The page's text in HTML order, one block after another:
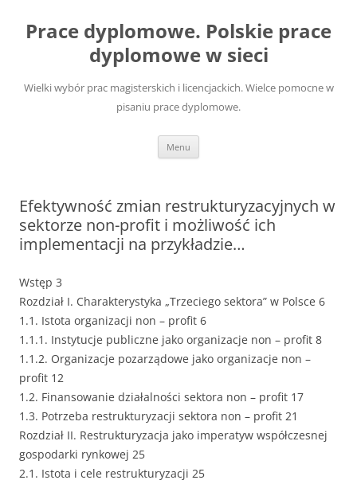
treści
Prace dyplomowe. Polskie prace
dyplomowe w sieci
Wielki wybór prac magisterskich i licencjackich. Wielce pomocne w
pisaniu prace dyplomowe.
Menu
Efektywność zmian restrukturyzacyjnych w
sektorze non-profit i możliwość ich
implementacji na przykładzie…
Wstęp 3
Rozdział I. Charakterystyka „Trzeciego sektora” w Polsce 6
1.1. Istota organizacji non – profit 6
1.1.1. Instytucje publiczne jako organizacje non – profit 8
1.1.2. Organizacje pozarządowe jako organizacje non –
profit 12
1.2. Finansowanie działalności sektora non – profit 17
1.3. Potrzeba restrukturyzacji sektora non – profit 21
Rozdział II. Restrukturyzacja jako imperatyw współczesnej
gospodarki rynkowej 25
2.1. Istota i cele restrukturyzacji 25